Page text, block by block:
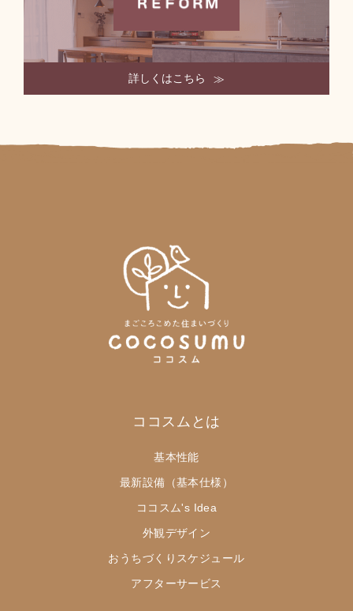
詳しくはこちら
ココスムとは
基本性能
最新設備（基本仕様）
ココスム's Idea
外観デザイン
おうちづくりスケジュール
アフターサービス